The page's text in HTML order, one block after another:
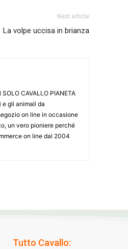
Next article
La volpe uccisa in brianza
CAVALLO PIANETA
gli animali da
on line in occasione
un vero pioniere perché
on line dal 2004
Tutto Cavallo: